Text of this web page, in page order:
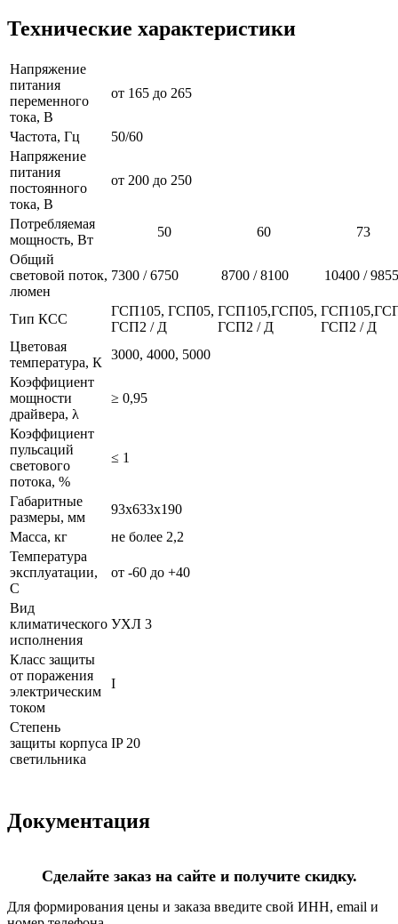
Технические характеристики
Напряжение
питания
переменного
тока, В
от 165 до 265
Частота, Гц
50/60
Напряжение
питания
постоянного
тока, В
от 200 до 250
Потребляемая
мощность, Вт
50 60
73
Общий
световой поток,
люмен
7300 / 6750 8700 / 8100 10400 / 9855
Тип КСС
ГСП105, ГСП05,
ГСП2 / Д
ГСП105,ГСП05,
ГСП2 / Д
ГСП2 / Д
Цветовая
температура, К
3000, 4000, 5000
Коэффициент
мощности
драйвера, λ
≥ 0,95
Коэффициент
пульсаций
светового
потока, %
≤ 1
Габаритные
размеры, мм
93х633х190
Масса, кг
не более 2,2
Температура
эксплуатации,
С
от -60 до +40
Вид
климатического
исполнения
УХЛ 3
Класс защиты
от поражения
электрическим
током
I
Степень
защиты корпуса
светильника
IP 20
Документация
Сделайте заказ на сайте и получите скидку.
Для формирования цены и заказа введите свой ИНН, email и